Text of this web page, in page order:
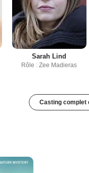
Sarah Lind
Rôle : Zee Madieras
Casting complet